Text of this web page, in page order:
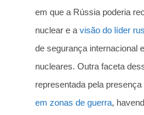
em que a Rússia poderia
nuclear e a visão do líder
de segurança internacional
nucleares. Outra faceta
representada pela presença
em zonas de guerra,